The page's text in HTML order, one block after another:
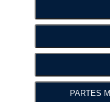
PARTES